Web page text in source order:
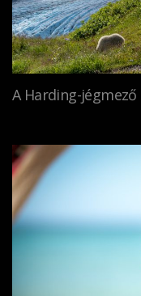
A Harding-jégmező